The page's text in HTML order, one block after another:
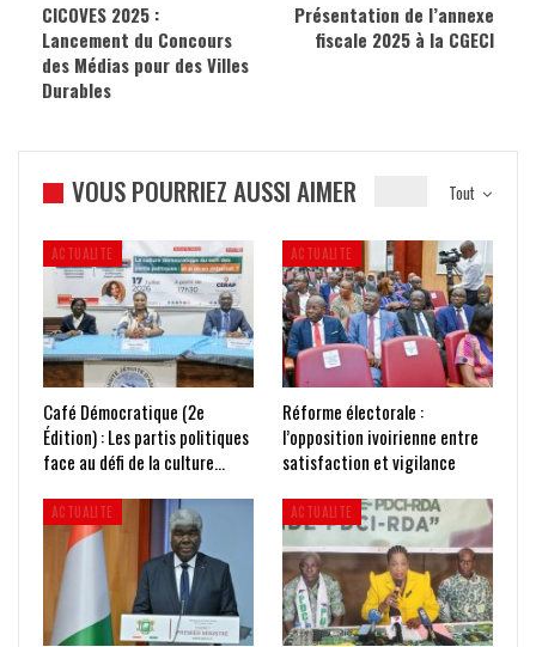
CICOVES 2025 :
Lancement du Concours
des Médias pour des Villes
Durables
Présentation de l’annexe
fiscale 2025 à la CGECI
Tout
VOUS POURRIEZ AUSSI AIMER
ACTUALITE
Café Démocratique (2e
Édition) : Les partis politiques
face au défi de la culture…
ACTUALITE
Réforme électorale :
l’opposition ivoirienne entre
satisfaction et vigilance
ACTUALITE ACTUALITE